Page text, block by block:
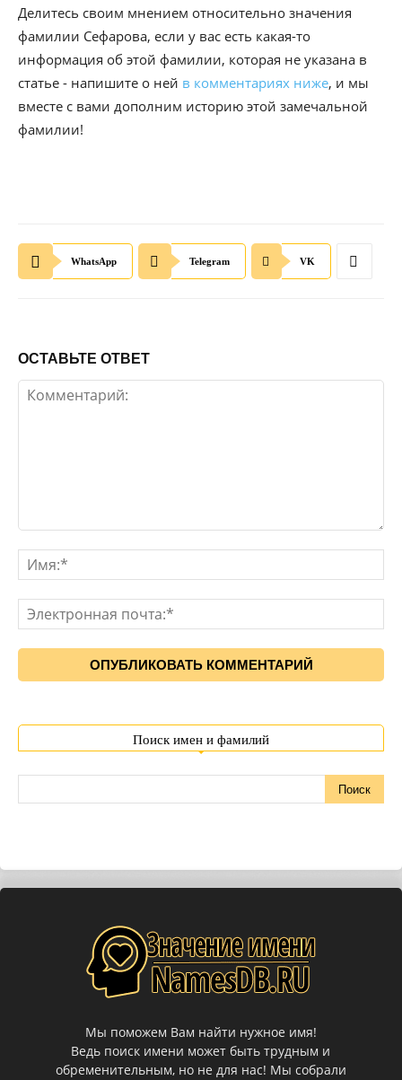
Делитесь своим мнением относительно значения
фамилии Сефарова, если у вас есть какая-то
информация об этой фамилии, которая не указана в
статье - напишите о ней в комментариях ниже, и мы
вместе с вами дополним историю этой замечальной
фамилии!
WhatsApp Telegram VK
ОСТАВЬТЕ ОТВЕТ
Поиск имен и фамилий
Мы поможем Вам найти нужное имя!
Ведь поиск имени может быть трудным и
обременительным, но не для нас! Мы собрали